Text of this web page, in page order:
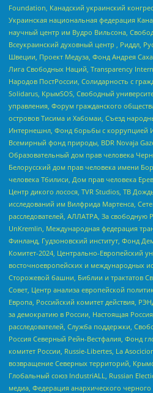
Foundation, Канадский украинский
Украинская национальная федерация
научный центр им Вудро Вильсона,
Всеукраинский духовный центр , Риддл,
Швеции, Проект Медуза, Фонд Андрея
Лига Свободных Наций, Transparеncy
Народов ПостРоссии, Солидарность с
Solidarus, КрымSOS, Свободный
управления, Форум гражданского
островов Тисима и Хабомаи, Съезд
Интернешнл, Фонд борьбы с коррупцией
Всемирный фонд природы, BDR Novaja
Образовательный дом прав человека
Белорусский дом прав человека имени
человека Тбилиси, Дом прав человека
Центр дикого лосося, TVR Studios, ТВ
исследований им Вилфрида Мартенса,
расследователей, АЛЛАТРА, За свободную
UnKremlin, Международная федерация
Финланд, Гудзоновский институт, Фонд
Комитет-2024, Центрально-Европейский
восточноевропейских и международных
Сторожевой башни, Библии и трактатов
Совет, Центр анализа европейской
Европа, Российский комитет действия,
за демократию в России, Настоящая
расследователей, Служба поддержки,
Россия Северный Рейн-Вестфалия, Фонд
комитет России, Russie-Libertes, La
возвращение Северных территорий,
Глобальный союз IndustriALL, Russian
медиа, Федерация анархического